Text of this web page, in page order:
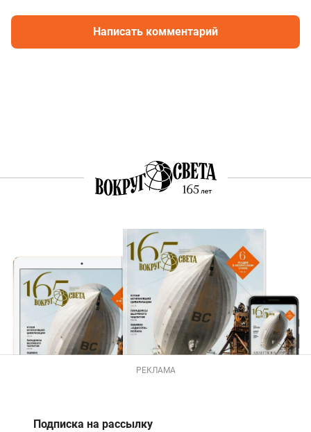
Написать комментарий
РЕКЛАМА
Подписка на рассылку